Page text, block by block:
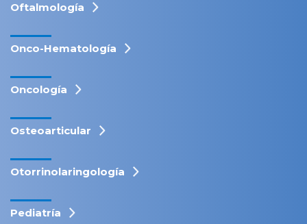
Oftalmología
Onco-Hematología
Oncología
Osteoarticular
Otorrinolaringología
Pediatría